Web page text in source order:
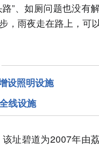
”、如厕问题也没有
，雨夜走在路上，可
设照明设施
线设施
址碧道为2007年由